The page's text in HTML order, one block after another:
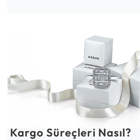
Kargo Süreçleri Nasıl?